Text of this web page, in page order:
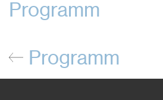
Programm
Programm